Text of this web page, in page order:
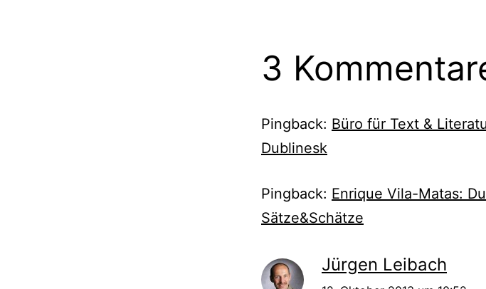
3
Pingback: Büro für Text &
Dublinesk
Pingback: Enrique Vila-Matas:
Sätze&Schätze
Jürgen Leibach